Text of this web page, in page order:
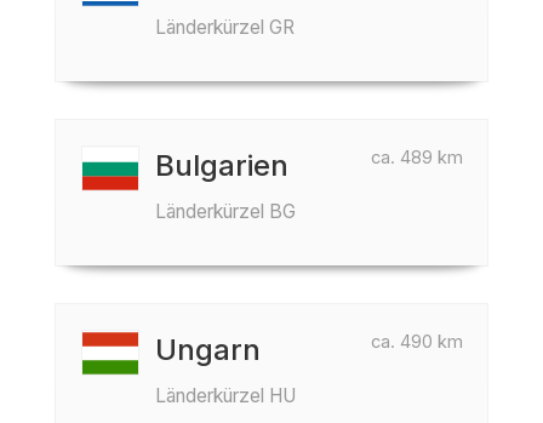
Länderkürzel GR
ca. 489 km
Bulgarien
Länderkürzel BG
ca. 490 km
Ungarn
Länderkürzel HU